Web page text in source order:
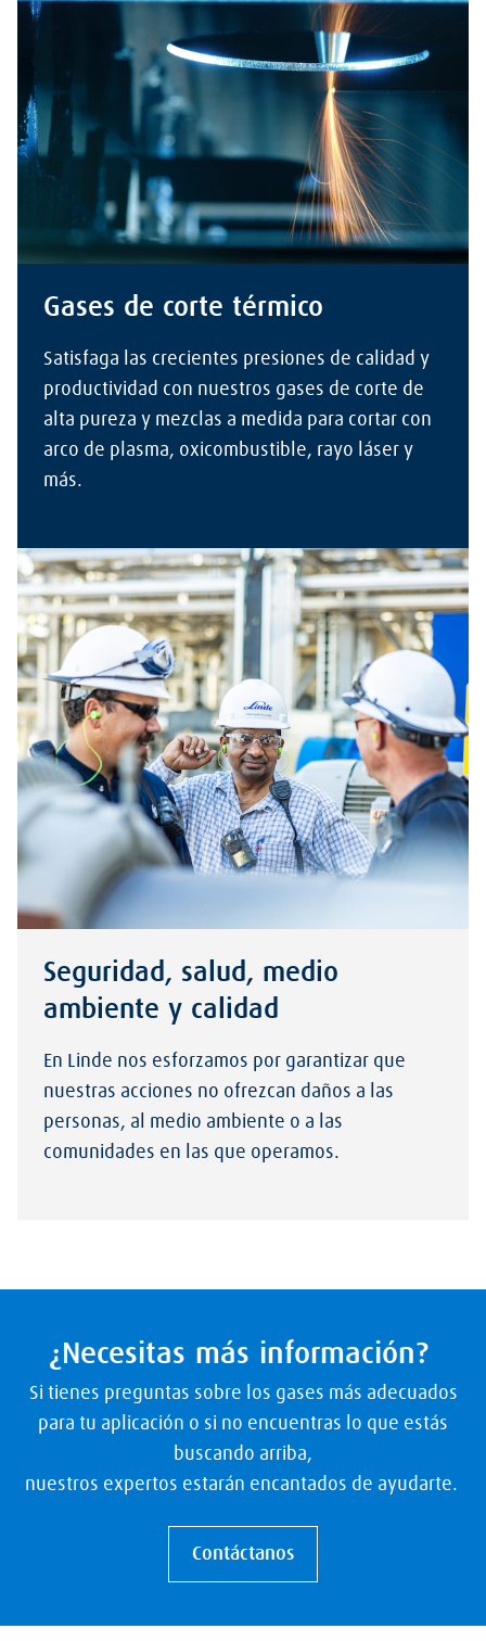
Gases de corte térmico
Satisfaga las crecientes presiones de calidad y
productividad con nuestros gases de corte de
alta pureza y mezclas a medida para cortar con
arco de plasma, oxicombustible, rayo láser y
más.
Seguridad, salud, medio
ambiente y calidad
En Linde nos esforzamos por garantizar que
nuestras acciones no ofrezcan daños a las
personas, al medio ambiente o a las
comunidades en las que operamos.
¿Necesitas más información?
Si tienes preguntas sobre los gases más adecuados
para tu aplicación o si no encuentras lo que estás
buscando arriba,
nuestros expertos estarán encantados de ayudarte.
Contáctanos